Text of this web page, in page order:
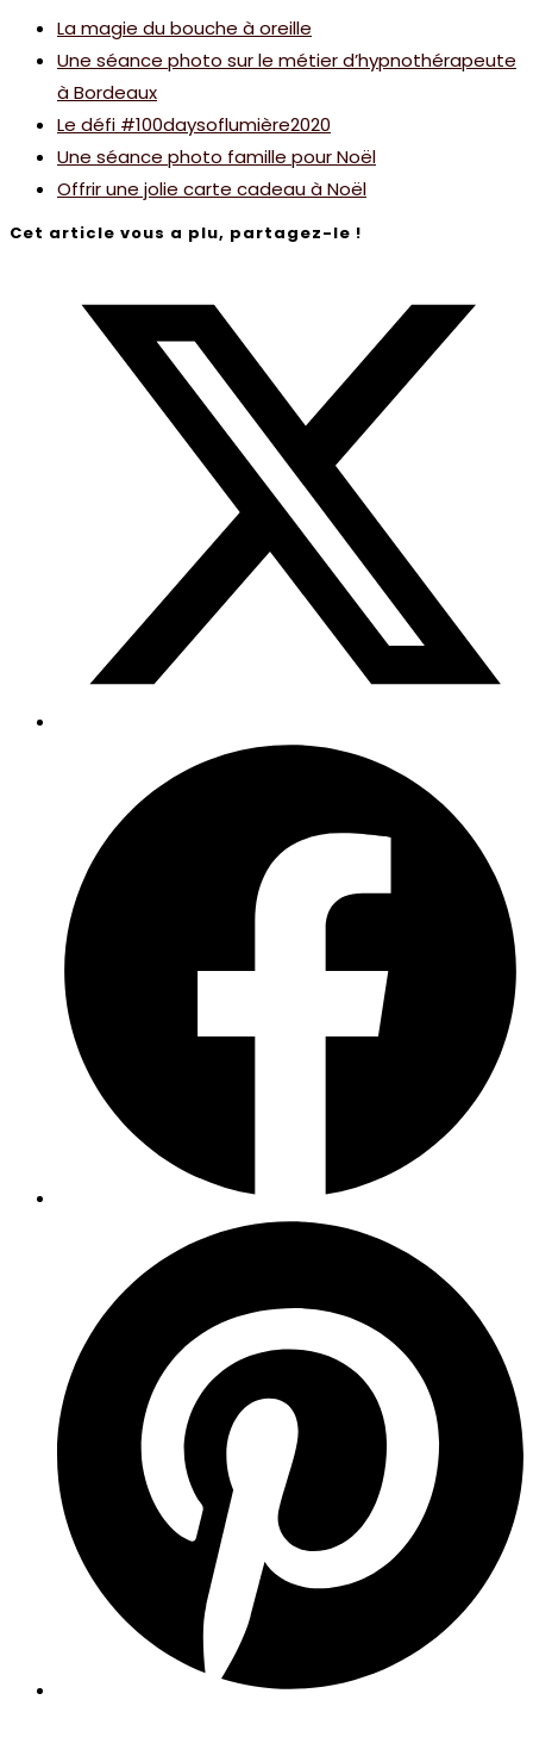
La magie du bouche à oreille
Une séance photo sur le métier d’hypnothérapeute
à Bordeaux
Le défi #100daysoflumière2020
Une séance photo famille pour Noël
Offrir une jolie carte cadeau à Noël
Cet article vous a plu, partagez-le !